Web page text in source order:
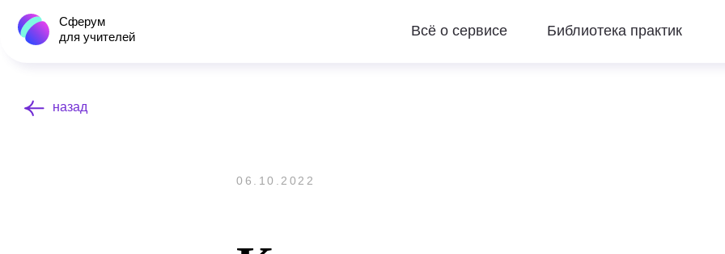
Библиотека практик Вебинары
Сферум
для учителей Всё о сервисе
назад
06.10.2022